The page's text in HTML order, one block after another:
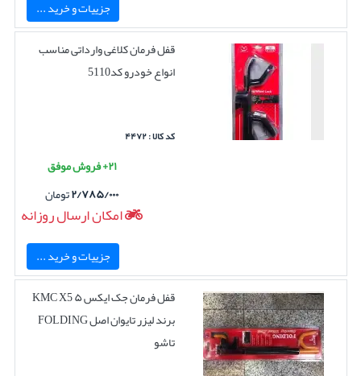
جزییات و خرید ...
قفل فرمان کلاغی وارداتی مناسب
انواع خودرو کد5110
کد کالا : ۴۴۷۲
۲۱+ فروش موفق
۲/۷۸۵/۰۰۰تومان
امکان ارسال روزانه
جزییات و خرید ...
قفل فرمان جک ایکس ۵ KMC X5
برند لیزر تایوان اصل FOLDING
تاشو